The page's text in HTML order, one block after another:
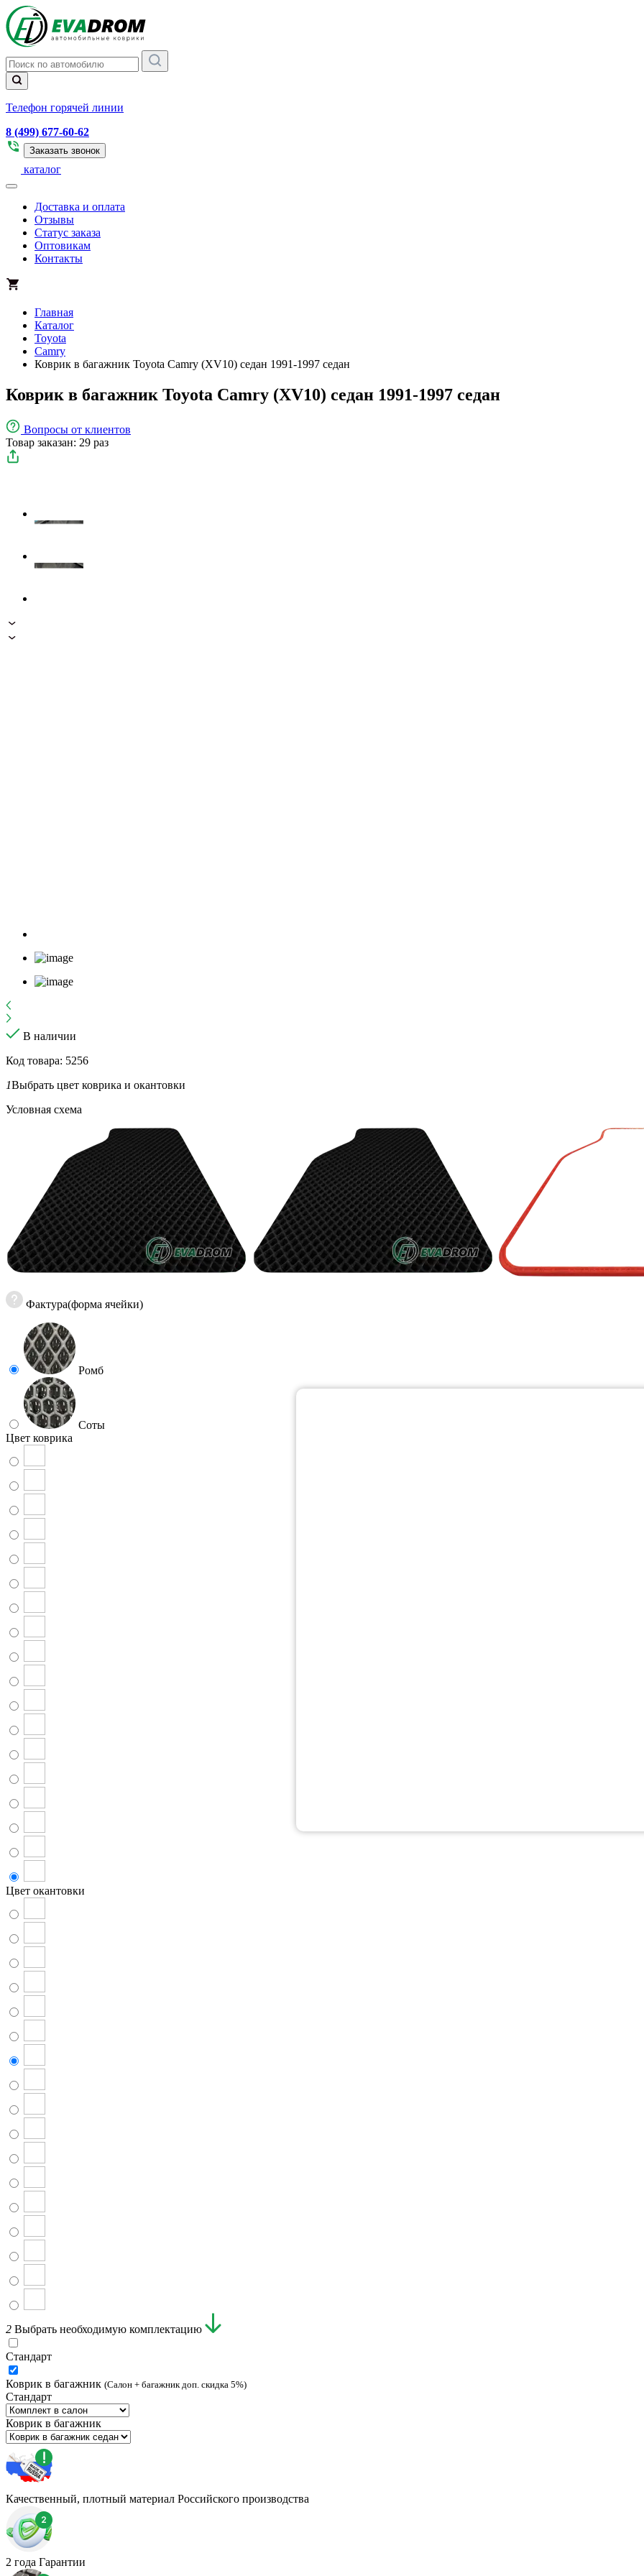
Телефон горячей линии
8 (499) 677-60-62
Заказать звонок
каталог
Доставка и оплата
Отзывы
Статус заказа
Оптовикам
Контакты
Главная
Каталог
Toyota
Camry
Коврик в багажник Toyota Camry (XV10) седан 1991-1997 седан
Коврик в багажник Toyota Camry (XV10) седан 1991-1997 седан
Вопросы от клиентов
Товар заказан: 29 раз
В наличии
Код товара: 5256
1Выбрать цвет коврика и окантовки
Условная схема
Фактура(форма ячейки)
Ромб
Соты
Цвет коврика
Цвет окантовки
2 Выбрать необходимую комплектацию
Стандарт
Коврик в багажник (Салон + багажник доп. скидка 5%)
Стандарт
Коврик в багажник
Качественный, плотный материал Российского производства
2 года Гарантии